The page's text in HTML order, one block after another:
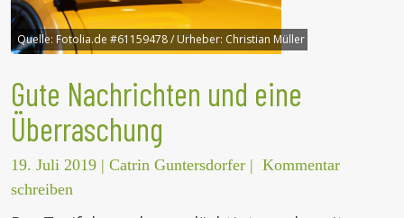
Quelle: Fotolia.de #61159478 / Urheber: Christian Müller
Gute Nachrichten und eine
Überraschung
19. Juli 2019 | Catrin Guntersdorfer | Kommentar
schreiben